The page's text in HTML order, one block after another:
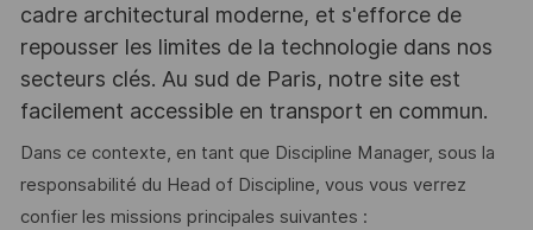
cadre architectural moderne, et s'efforce de
repousser les limites de la technologie dans nos
secteurs clés. Au sud de Paris, notre site est
facilement accessible en transport en commun.
Dans ce contexte, en tant que Discipline Manager, sous la
responsabilité du Head of Discipline, vous vous verrez
confier les missions principales suivantes :